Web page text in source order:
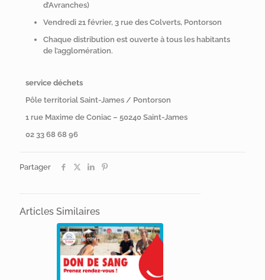
d’Avranches)
Vendredi 21 février, 3 rue des Colverts, Pontorson
Chaque distribution est ouverte à tous les habitants
de l’agglomération.
service déchets
Pôle territorial Saint-James / Pontorson
1 rue Maxime de Coniac – 50240 Saint-James
02 33 68 68 96
Partager
Articles Similaires